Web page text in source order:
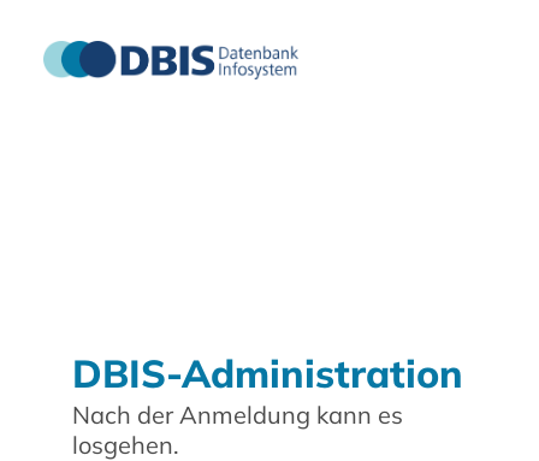
DBIS-Administration
Nach der Anmeldung kann es
losgehen.